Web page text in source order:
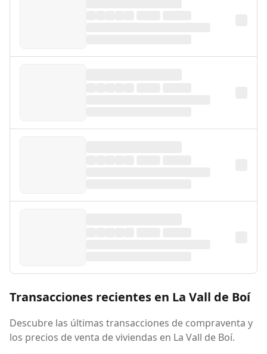
Transacciones recientes en La Vall de Boí
Descubre las últimas transacciones de compraventa y
los precios de venta de viviendas en La Vall de Boí.